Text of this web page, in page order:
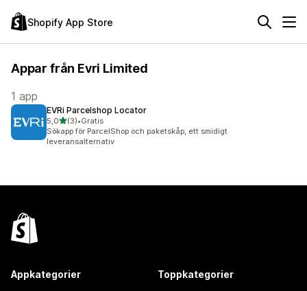
Shopify App Store
Appar från Evri Limited
1 app
EVRi Parcelshop Locator
5,0av 5 stjärnor
(3)
3 recensioner totalt
•Gratis
Sökapp för ParcelShop och paketskåp, ett smidigt
leveransalternativ
Appkategorier Toppkategorier